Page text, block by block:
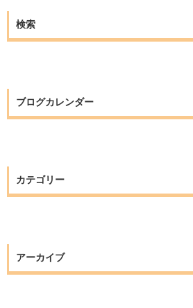
検索
ブログカレンダー
カテゴリー
アーカイブ